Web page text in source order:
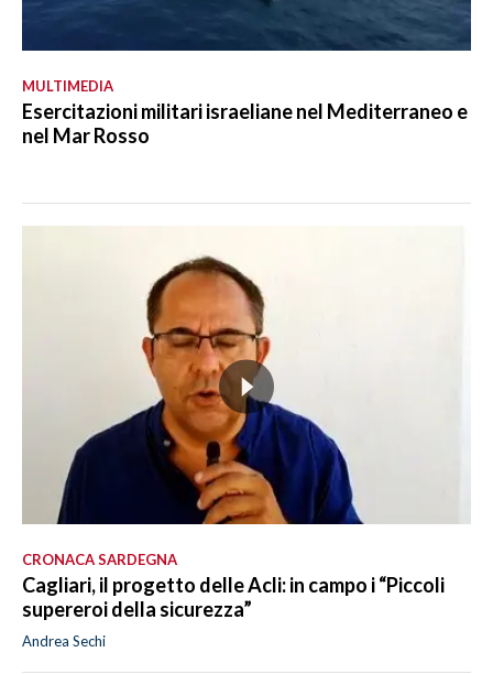
MULTIMEDIA
Esercitazioni militari israeliane nel Mediterraneo e
nel Mar Rosso
CRONACA SARDEGNA
Cagliari, il progetto delle Acli: in campo i “Piccoli
supereroi della sicurezza”
Andrea Sechi